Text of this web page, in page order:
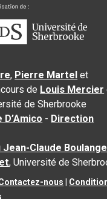
, Pierre Martel et
de Louis Mercier
de Sherbrooke
D’Amico - Direction
Jean-Claude
, Université de
nous